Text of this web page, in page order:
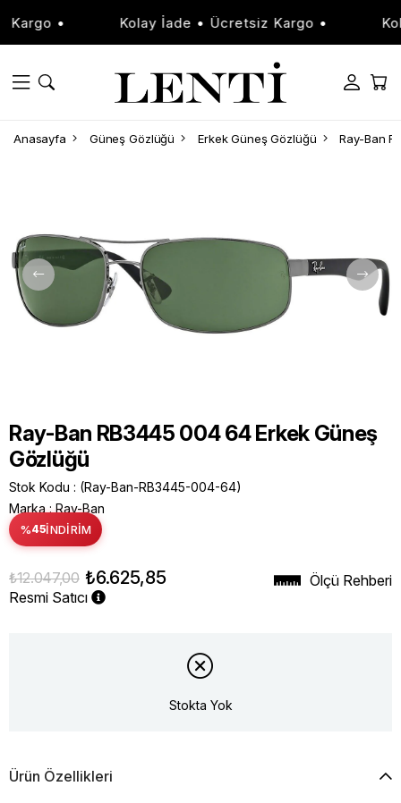
• Kolay İade • Ücretsiz Kargo •
Anasayfa Güneş Gözlüğü Erkek Güneş Gözlüğü Ray-Ban
Ray-Ban RB3445 004 64 Erkek Güneş
Gözlüğü
Stok Kodu
(Ray-Ban-RB3445-004-64)
Marka : Ray-Ban
%45İNDIRIM
₺12.047,00 ₺6.625,85
Resmi Satıcı
Ölçü Rehberi
Stokta Yok
Ürün Özellikleri